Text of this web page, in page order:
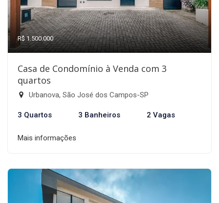
R$ 1.500.000
Casa de Condomínio à Venda com 3
quartos
Urbanova, São José dos Campos-SP
3 Quartos 3 Banheiros 2 Vagas
Mais informações